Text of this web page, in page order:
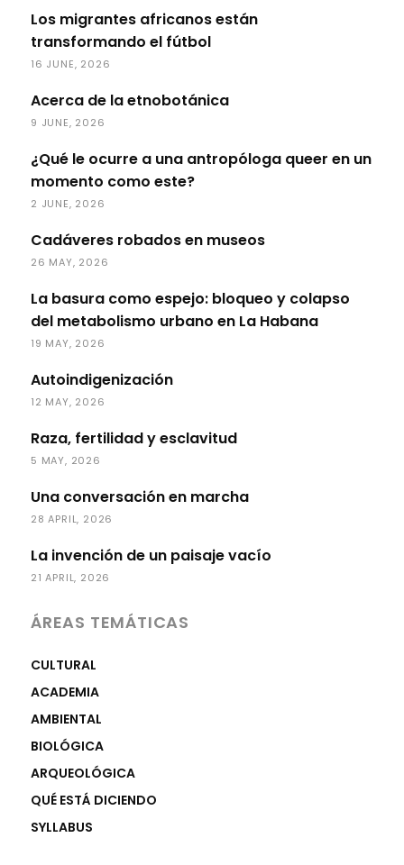
Los migrantes africanos están
transformando el fútbol
16 JUNE, 2026
Acerca de la etnobotánica
9 JUNE, 2026
¿Qué le ocurre a una antropóloga queer en un
momento como este?
2 JUNE, 2026
Cadáveres robados en museos
26 MAY, 2026
La basura como espejo: bloqueo y colapso
del metabolismo urbano en La Habana
19 MAY, 2026
Autoindigenización
12 MAY, 2026
Raza, fertilidad y esclavitud
5 MAY, 2026
Una conversación en marcha
28 APRIL, 2026
La invención de un paisaje vacío
21 APRIL, 2026
ÁREAS TEMÁTICAS
CULTURAL
ACADEMIA
AMBIENTAL
BIOLÓGICA
ARQUEOLÓGICA
QUÉ ESTÁ DICIENDO
SYLLABUS